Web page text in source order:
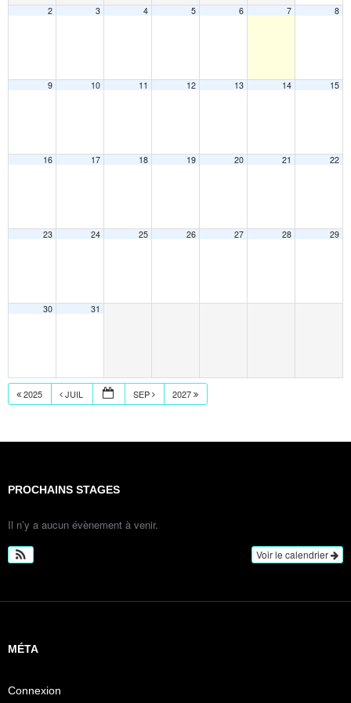
2 3 4 5 6 7 8
9 10 11 12 13 14 15
16 17 18 19 20 21 22
23 24 25 26 27 28 29
30 31
2025 JUIL SEP 2027
PROCHAINS STAGES
Il n’y a aucun évènement à venir.
Voir le calendrier
MÉTA
Connexion